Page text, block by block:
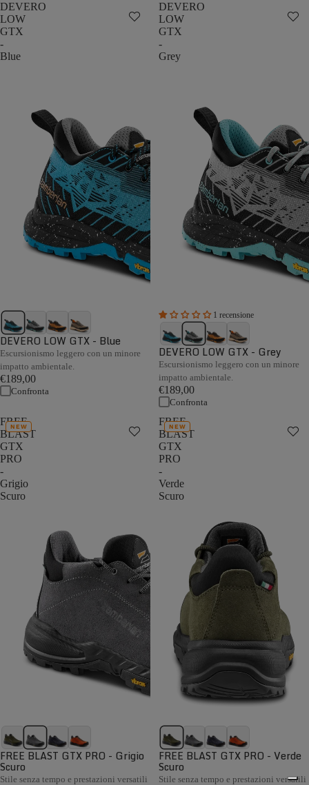
DEVERO
LOW
GTX
-
Blue
DEVERO LOW GTX - Blue
Escursionismo leggero con un minore
impatto ambientale.
€189,00
Confronta
DEVERO
LOW
GTX
-
Grey
1 recensione
DEVERO LOW GTX - Grey
Escursionismo leggero con un minore
impatto ambientale.
€189,00
Confronta
FREE
BLAST
GTX
PRO
-
Grigio
Scuro
NEW
FREE BLAST GTX PRO - Grigio
Scuro
Stile senza tempo e prestazioni versatili
FREE
BLAST
GTX
PRO
-
Verde
Scuro
NEW
FREE BLAST GTX PRO - Verde
Scuro
Stile senza tempo e prestazioni versatili